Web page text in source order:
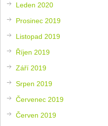
Leden 2020
Prosinec 2019
Listopad 2019
Říjen 2019
Září 2019
Srpen 2019
Červenec 2019
Červen 2019